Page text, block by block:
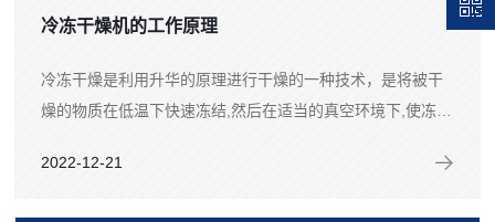
冷冻干燥机的工作原理
冷冻干燥是利用升华的原理进行干燥的一种技术，是将被干
燥的物质在低温下快速冻结,然后在适当的真空环境下,使冻结
物称作冻干物（lyophilizer）...
2022-12-21